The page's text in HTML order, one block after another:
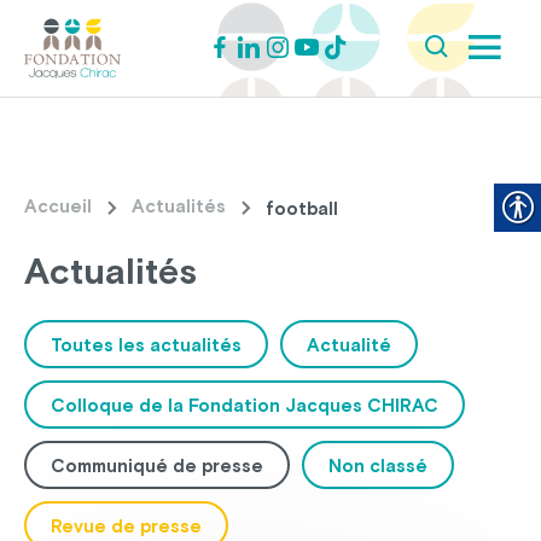
Accueil Actualités football
Actualités
Toutes les actualités Actualité
Colloque de la Fondation Jacques CHIRAC
Communiqué de presse Non classé
Revue de presse